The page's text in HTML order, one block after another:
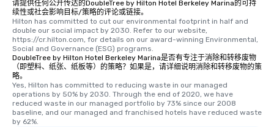
请提供任何公开传达的DoubleTree by Hilton Hotel Berkeley Marina的可持
续性或社会影响目标/策略的评论或链接。
Hilton has committed to cut our environmental footprint in half and
double our social impact by 2030. Refer to our website,
https://cr.hilton.com, for details on our award-winning Environmental,
Social and Governance (ESG) programs.
DoubleTree by Hilton Hotel Berkeley Marina是否有专注于消除和转移废物
（即塑料、纸张、纸板等）的策略？如果是，请详细说明消除和转移废物的策
略。
Yes, Hilton has committed to reducing waste in our managed
operations by 50% by 2030. Through the end of 2020, we have
reduced waste in our managed portfolio by 73% since our 2008
baseline, and our managed and franchised hotels have reduced waste
by 62%.